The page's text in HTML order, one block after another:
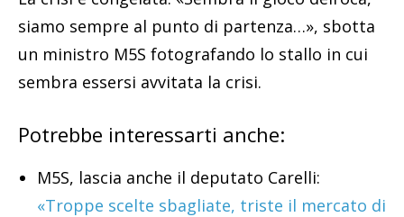
siamo sempre al punto di partenza…», sbotta
un ministro M5S fotografando lo stallo in cui
sembra essersi avvitata la crisi.
Potrebbe interessarti anche:
M5S, lascia anche il deputato Carelli:
«Troppe scelte sbagliate, triste il mercato di